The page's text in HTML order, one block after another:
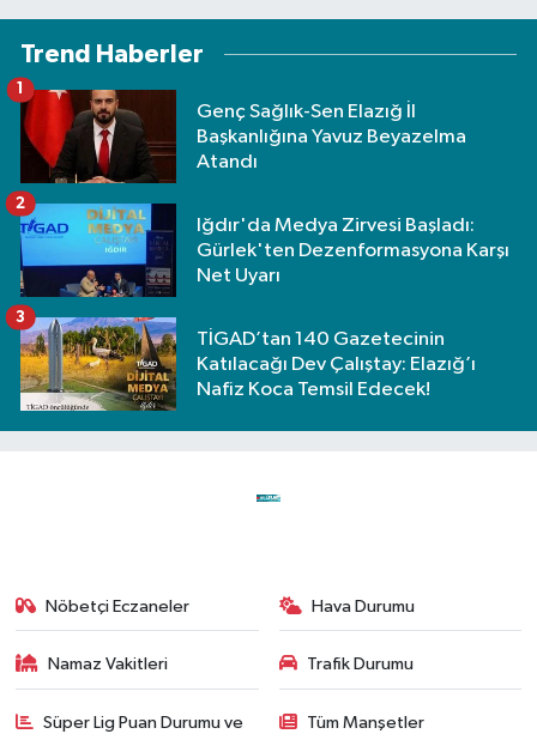
Trend Haberler
Genç Sağlık-Sen Elazığ İl
Başkanlığına Yavuz Beyazelma
Atandı
Iğdır'da Medya Zirvesi Başladı:
Gürlek'ten Dezenformasyona Karşı
Net Uyarı
2
TİGAD’tan 140 Gazetecinin
Katılacağı Dev Çalıştay: Elazığ’ı
Nafiz Koca Temsil Edecek!
3
Nöbetçi Eczaneler Hava Durumu
Namaz Vakitleri Trafik Durumu
Süper Lig Puan Durumu ve
Tüm Manşetler